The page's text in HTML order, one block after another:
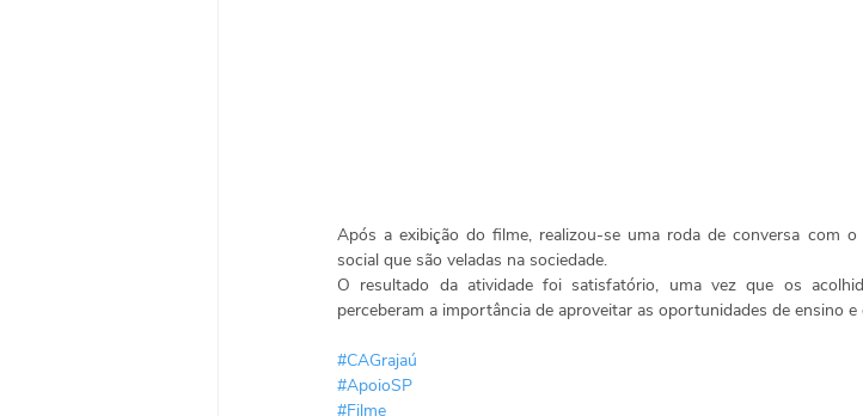
Após a exibição do filme, realizou-se uma roda de conversa com
social que são veladas na sociedade.
O resultado da atividade foi satisfatório, uma vez que os
perceberam a importância de aproveitar as oportunidades de ensino
#CAGrajaú
#ApoioSP
#Filme